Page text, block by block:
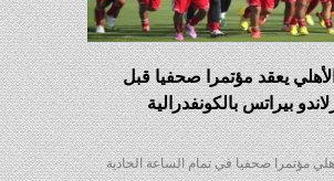
يعقد مؤتمرا صحفيا قبل
بيراتس بالكونفدرالية
مؤتمرا صحفيا في تمام الساعة الحادية